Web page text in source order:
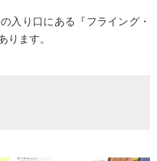
の入り口にある『フライング・
ります。